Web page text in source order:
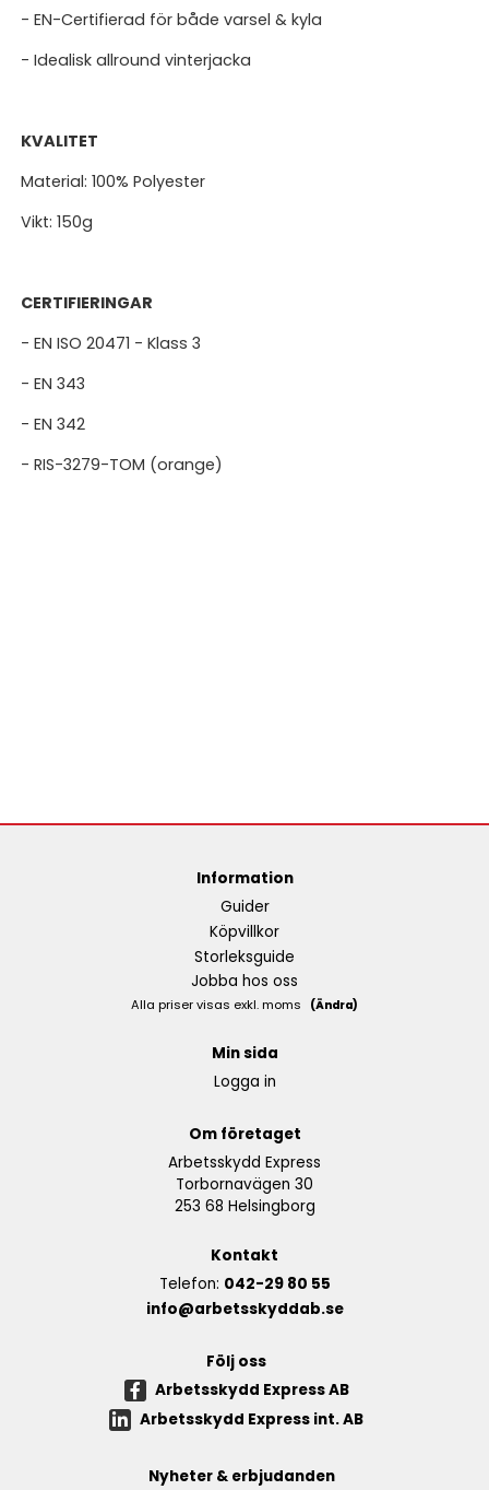
- EN-Certifierad för både varsel & kyla
- Idealisk allround vinterjacka
KVALITET
Material: 100% Polyester
Vikt: 150g
CERTIFIERINGAR
- EN ISO 20471 - Klass 3
- EN 343
- EN 342
- RIS-3279-TOM (orange)
Information
Guider
Köpvillkor
Storleksguide
Jobba hos oss
Alla priser visas exkl. moms (Ändra)
Min sida
Logga in
Om företaget
Arbetsskydd Express
Torbornavägen 30
253 68 Helsingborg
Kontakt
Telefon: 042-29 80 55
info@arbetsskyddab.se
Följ oss
Arbetsskydd Express AB
Arbetsskydd Express int. AB
Nyheter & erbjudanden